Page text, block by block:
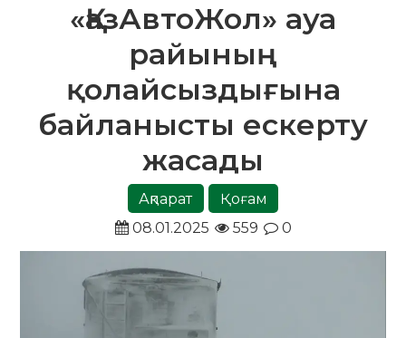
«ҚазАвтоЖол» ауа
райының
қолайсыздығына
байланысты ескерту
жасады
Ақпарат
Қоғам
08.01.2025
559 0